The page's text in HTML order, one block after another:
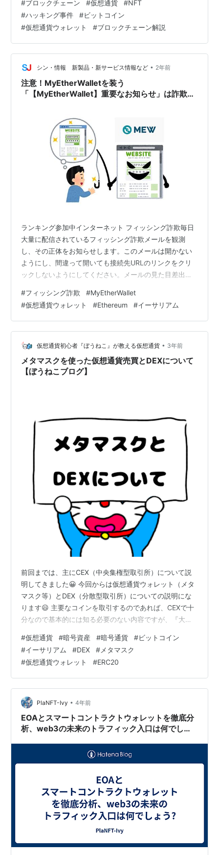
えそのサービスの発行元であっても改ざんすることはほ
ぼ不可能と言われています。 ではブロックチェーンがな
ぜ安全といえるのか、実際の事例から確認するととも
に、ブロックチェーンの仕組みを体験するのにおすすめ
の方法もご紹介していきます。 ブロックチェーンは本当
に安全なのか ビットコインにおけるブロックチ…
#ブロックチェーン #仮想通貨 #NFT
#ハッキング事件 #ビットコイン
#仮想通貨ウォレット #ブロックチェーン解説
シン・情報 新製品・新サービス情報など • 2年前
注意！MyEtherWalletを装う
「【MyEtherWallet】重要なお知らせ」は詐欺で
ランキング参加中インターネット フィッシング詐欺毎日
大量に配信されているフィッシング詐欺メールを観測
し、その正体をお知らせします。このメールは開かない
ようにし、間違って開いても接続先URLのリンクをクリ
ックしないようにしてください。メールの見た目差出
知らせ本文：メールの正体メールの送信元： Taipei,
Taipei City, Taiwan （Sony Network Taiwan） Sony
Network Taiwan （日本のプロバイダーの台湾拠点）の
ネットワークに接続された台北市（台湾）の端末から発
信され…
#フィッシング詐欺 #MyEtherWallet
#仮想通貨ウォレット #Ethereum #イーサリアム
仮想通貨初心者『ぼうねこ』が教える仮想通貨 • 3年前
メタマスクを使った仮想通貨売買とDEXについて
【ぼうねこブログ】
前回までは、主にCEX（中央集権型取引所）について説
明してきました😀 今回からは仮想通貨ウォレット（メタ
マスク等）とDEX（分散型取引所）についての説明にな
ります😃 主要なコインを取引するのであれば、CEXで十
分なので基本的には知る必要のない内容ですが、『大手
人にとっては重要な内容です。 いちばん重要な話 なぜ危
険を犯してまでメタマスクとDEXで取引をするのか？？
過去に約30万倍を達成した ぺぺコイン（$PEPE）の価格
推移 リスクを承知で爆益を狙うならDEX そもそもメタマ
スクとDEXってなに？ DEXで取引をするメリット ネット
で検索する…
#仮想通貨 #暗号資産 #暗号通貨 #ビットコイン
#イーサリアム #DEX #メタマスク
#仮想通貨ウォレット #ERC20
PlaNFT-Ivy • 4年前
EOAとスマートコントラクトウォレットを徹底分
析、web3の未来のトラフィック入口は何でしょ